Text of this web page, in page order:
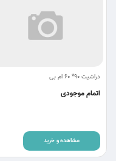
دراشیت ۹۰* ۶۰ ام بی
اتمام موجودی
مشاهده و خرید